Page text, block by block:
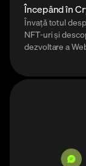
Începând în
Învață totul
NFT-uri și
dezvoltare a